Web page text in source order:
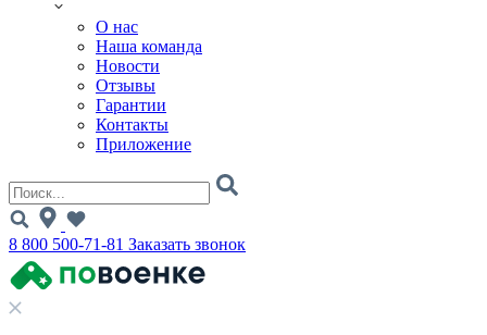
О нас
Наша команда
Новости
Отзывы
Гарантии
Контакты
Приложение
8 800 500-71-81 Заказать звонок